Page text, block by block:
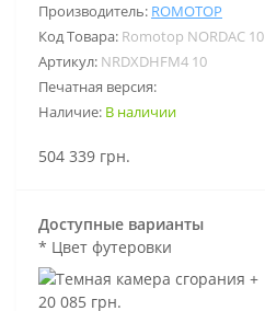
Производитель: ROMOTOP
Код Товара: Romotop NORDAC 10
Артикул: NRDXDHFM4 10
Печатная версия:
Наличие: В наличии
504 339 грн.
Доступные варианты
* Цвет футеровки